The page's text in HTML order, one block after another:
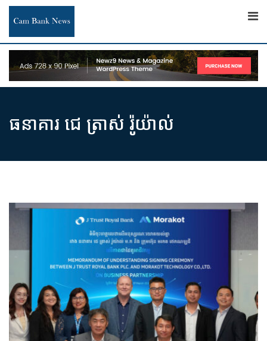
Skip
content
ធនាគារ ជេ ត្រាស់ រ៉ូយ៉ាល់